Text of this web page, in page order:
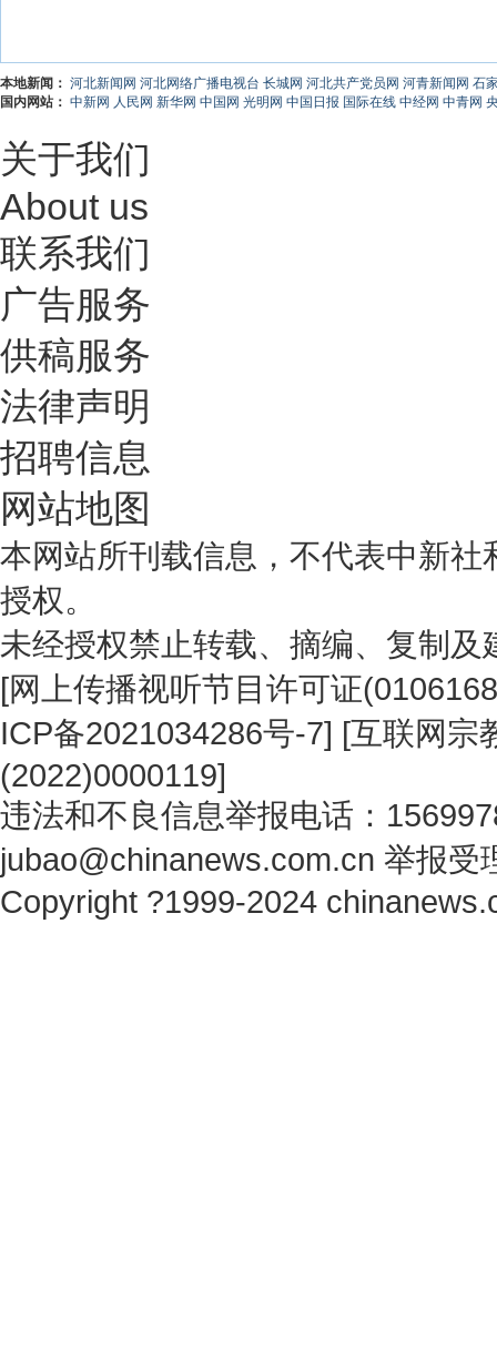
本地新闻： 河北新闻网 河北网络广播电视台 长城网 河北共产党员网 河青新闻网 石
国内网站： 中新网 人民网 新华网 中国网 光明网 中国日报 国际在线 中经网 中青网
关于我们
About us
联系我们
广告服务
供稿服务
法律声明
招聘信息
网站地图
本网站所刊载信息，不代表中新
授权。
未经授权禁止转载、摘编、复制
[网上传播视听节目许可证
ICP备2021034286号-7] [互联网宗
(2022)0000119]
违法和不良信息举报电话：
jubao@chinanews.com.cn 举报受
Copyright ?1999-2024